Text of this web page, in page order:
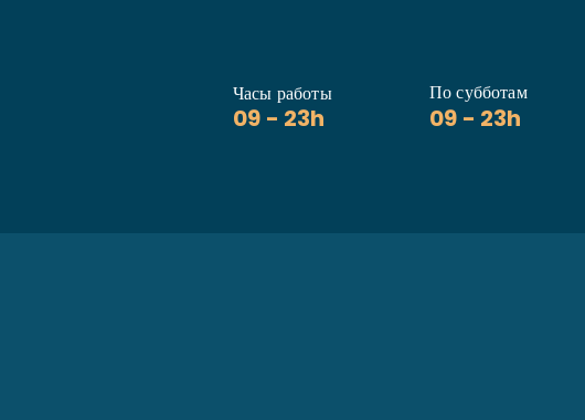
09 - 23h
Часы работы По субботам
09 - 23h